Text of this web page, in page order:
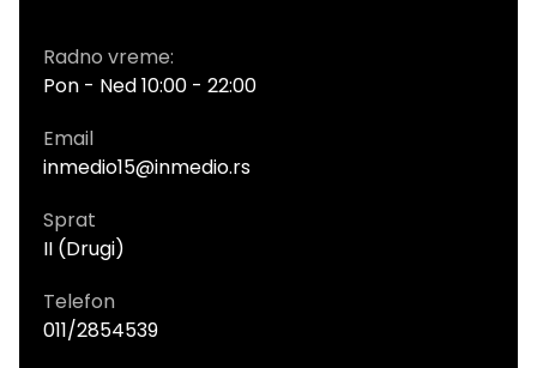
Radno vreme:
Pon - Ned 10:00 - 22:00
Email
inmedio15@inmedio.rs
Sprat
II (Drugi)
Telefon
011/2854539